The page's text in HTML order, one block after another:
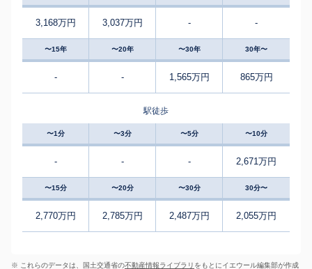
3,168万円 3,037万円 - -
〜15年 〜20年 〜30年 30年〜
- - 1,565万円 865万円
駅徒歩
〜1分 〜3分 〜5分 〜10分
- - - 2,671万円
〜15分 〜20分 〜30分 30分〜
2,770万円 2,785万円 2,487万円 2,055万円
※ これらのデータは、国土交通省の不動産情報ライブラリ をもとにイエウール編集部が作成